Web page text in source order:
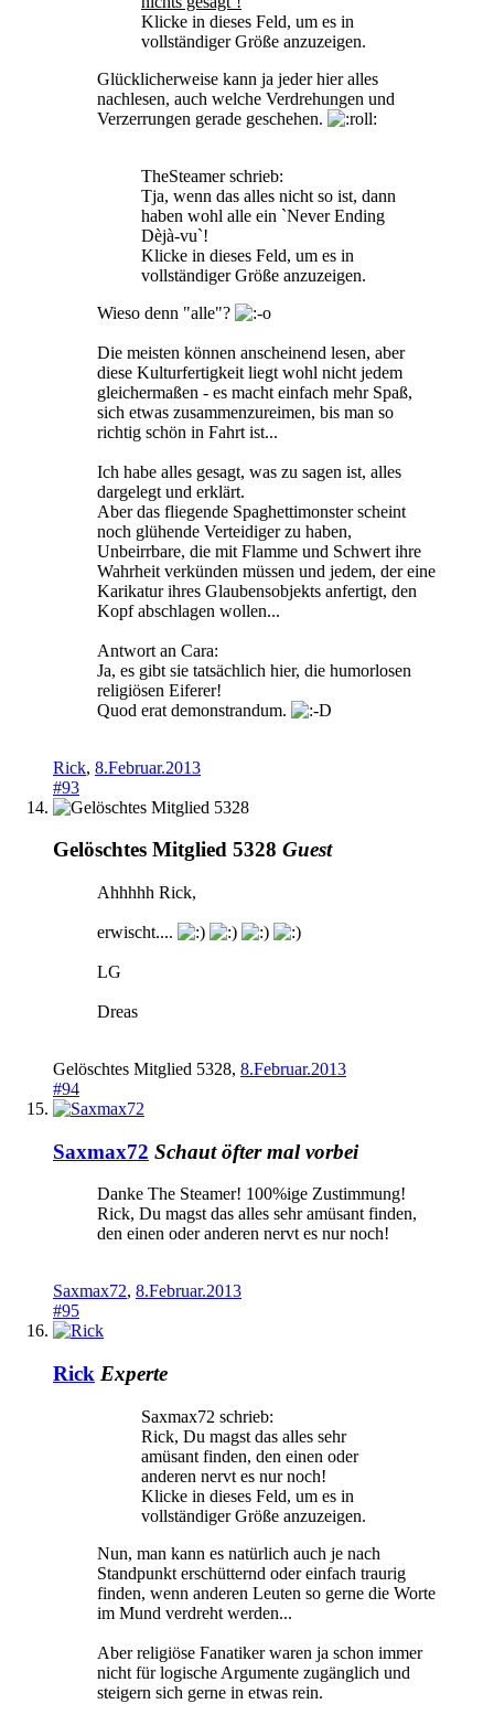
Klicke in dieses Feld, um es in
vollständiger Größe anzuzeigen.
Glücklicherweise kann ja jeder hier alles
nachlesen, auch welche Verdrehungen und
Verzerrungen gerade geschehen.
TheSteamer schrieb:
Tja, wenn das alles nicht so ist, dann
haben wohl alle ein `Never Ending
Dèjà-vu`!
Klicke in dieses Feld, um es in
vollständiger Größe anzuzeigen.
Wieso denn "alle"?
Die meisten können anscheinend lesen, aber
diese Kulturfertigkeit liegt wohl nicht jedem
gleichermaßen - es macht einfach mehr Spaß,
sich etwas zusammenzureimen, bis man so
richtig schön in Fahrt ist...
Ich habe alles gesagt, was zu sagen ist, alles
dargelegt und erklärt.
Aber das fliegende Spaghettimonster scheint
noch glühende Verteidiger zu haben,
Unbeirrbare, die mit Flamme und Schwert ihre
Wahrheit verkünden müssen und jedem, der eine
Karikatur ihres Glaubensobjekts anfertigt, den
Kopf abschlagen wollen...
Antwort an Cara:
Ja, es gibt sie tatsächlich hier, die humorlosen
religiösen Eiferer!
Quod erat demonstrandum.
Rick, 8.Februar.2013
#93
Gelöschtes Mitglied 5328 Guest
Ahhhhh Rick,
erwischt....
LG
Dreas
Gelöschtes Mitglied 5328, 8.Februar.2013
#94
Saxmax72 Schaut öfter mal vorbei
Danke The Steamer! 100%ige Zustimmung!
Rick, Du magst das alles sehr amüsant finden,
den einen oder anderen nervt es nur noch!
Saxmax72, 8.Februar.2013
#95
Rick Experte
Saxmax72 schrieb:
Rick, Du magst das alles sehr
amüsant finden, den einen oder
anderen nervt es nur noch!
Klicke in dieses Feld, um es in
vollständiger Größe anzuzeigen.
Nun, man kann es natürlich auch je nach
Standpunkt erschütternd oder einfach traurig
finden, wenn anderen Leuten so gerne die Worte
im Mund verdreht werden...
Aber religiöse Fanatiker waren ja schon immer
nicht für logische Argumente zugänglich und
steigern sich gerne in etwas rein.